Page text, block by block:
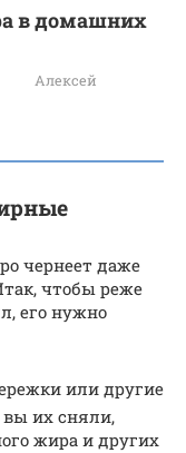
в домашних
Алексей
чернеет даже
чтобы реже
его нужно
или другие
вы их сняли,
жира и других